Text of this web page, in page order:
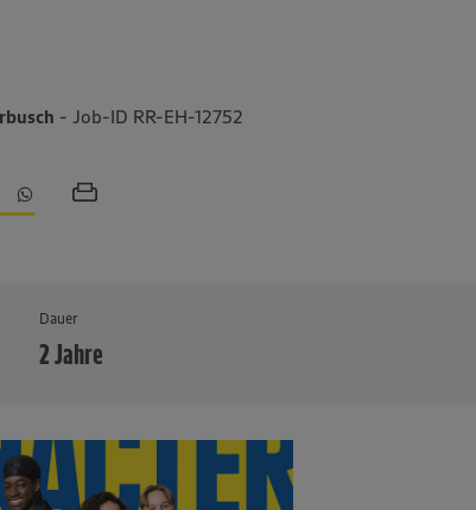
- Job-ID RR-EH-12752
Dauer
2 Jahre